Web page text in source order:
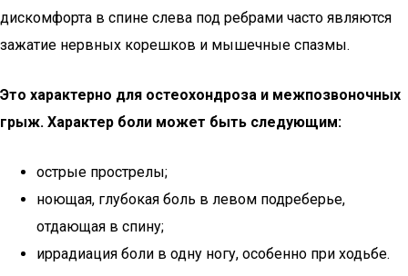
дискомфорта в спине слева под ребрами часто являются
зажатие нервных корешков и мышечные спазмы.
Это характерно для остеохондроза и межпозвоночных
грыж. Характер боли может быть следующим:
острые прострелы;
ноющая, глубокая боль в левом подреберье,
отдающая в спину;
иррадиация боли в одну ногу, особенно при ходьбе.